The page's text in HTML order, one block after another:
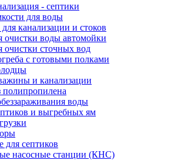
- септики
для воды
канализации и стоков
очистки воды автомойки
очистки сточных вод
с готовыми полками
и канализации
полипропилена
воды
и выгребных ям
септиков
насосные станции (КНС)